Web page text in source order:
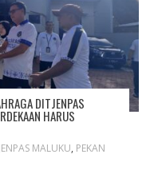
DITJENPAS
HARUS
MALUKU, PEKAN